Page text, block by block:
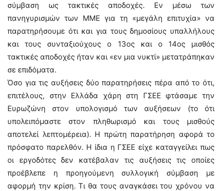
σύμβαση ως τακτικές αποδοχές. Εν μέσω των
πανηγυρισμών των ΜΜΕ για τη «μεγάλη επιτυχία» να
παρατηρήσουμε ότι και για τους δημοσίους υπαλλήλους
και τους συνταξιούχους ο 13ος και ο 14ος μισθός
τακτικές αποδοχές ήταν και «εν μια νυκτί» μετατράπηκαν
σε επιδόματα.
Όσο για τις αυξήσεις δύο παρατηρήσεις πέρα από το ότι,
επιτέλους, στην Ελλάδα χάρη στη ΓΣΕΕ φτάσαμε την
Ευρωζώνη στον υπολογισμό των αυξήσεων (το ότι
υπολειπόμαστε στον πληθωρισμό και τους μισθούς
αποτελεί λεπτομέρεια). Η πρώτη παρατήρηση αφορά το
πρόσφατο παρελθόν. Η ίδια η ΓΣΕΕ είχε καταγγείλει πως
οι εργοδότες δεν κατέβαλαν τις αυξήσεις τις οποίες
προέβλεπε η προηγούμενη συλλογική σύμβαση με
αφορμή την κρίση. Τι θα τους αναγκάσει του χρόνου να